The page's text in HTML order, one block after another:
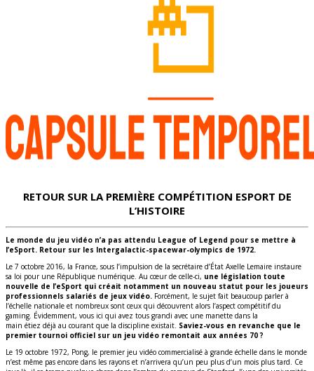
RETOUR SUR LA PREMIÈRE COMPÉTITION ESPORT DE
L’HISTOIRE
Le monde du jeu vidéo n’a pas attendu League of Legend pour se mettre à
l’eSport. Retour sur les Intergalactic-spacewar-olympics de 1972.
Le 7 octobre 2016, la France, sous l’impulsion de la secrétaire d’État Axelle Lemaire instaure
sa loi pour une République numérique. Au cœur de celle-ci, une législation toute
nouvelle de l’eSport qui créait notamment un nouveau statut pour les joueurs
professionnels salariés de jeux vidéo. Forcément, le sujet fait beaucoup parler à
l’échelle nationale et nombreux sont ceux qui découvrent alors l’aspect compétitif du
gaming. Évidemment, vous ici qui avez tous grandi avec une manette dans la
main étiez déjà au courant que la discipline existait. Saviez-vous en revanche que le
premier tournoi officiel sur un jeu vidéo remontait aux années 70 ?
Le 19 octobre 1972, Pong, le premier jeu vidéo commercialisé à grande échelle dans le monde
n’est même pas encore dans les rayons et n’arrivera qu’un peu plus d’un mois plus tard. Ce